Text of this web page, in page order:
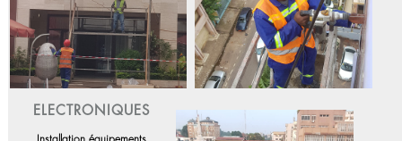
Voir plus